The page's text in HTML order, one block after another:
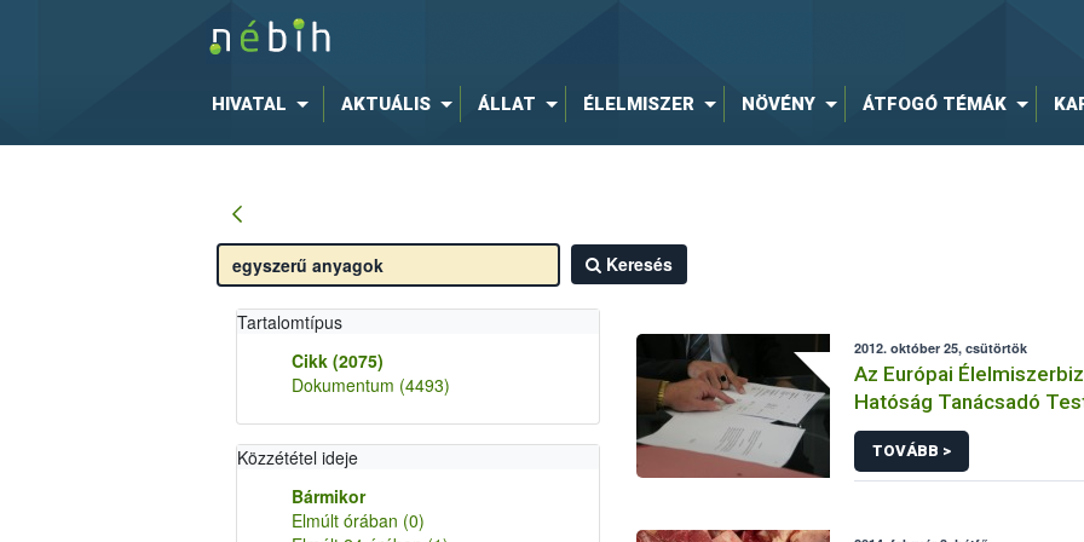
HIVATAL AKTUÁLIS ÁLLAT ÉLELMISZER NÖVÉNY ÁTFOGÓ TÉMÁK
Keresés
Tartalomtípus
Cikk (2075)
Dokumentum (4493)
Közzététel ideje
Bármikor
Elmúlt órában (0)
2012. október 25, csütörtök
Az Európai
Hatóság Tanácsadó
tagjainak nyilatkozata az
Élelmiszerbiztonsági
megalapításának 10.
TOVÁBB >